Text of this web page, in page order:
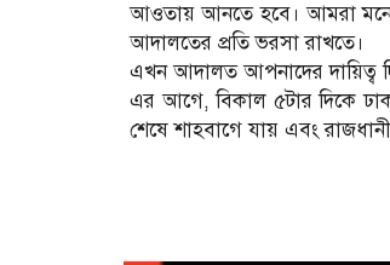
আওতায় আনতে হবে। আমরা মনে
আদালতের প্রতি ভরসা রাখতে।
এখন আদালত আপনাদের দায়িত্ব
এর আগে, বিকাল ৫টার দিকে ঢাকা
শেষে শাহবাগে যায় এবং